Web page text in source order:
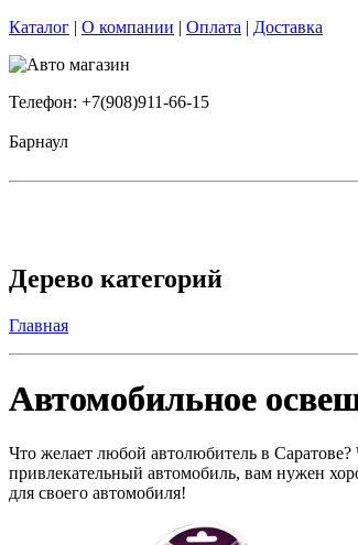
Каталог | О компании | Оплата | Доставка
Телефон: +7(908)911-66-15
Барнаул
Дерево категорий
Главная
Автомобильное
Что желает любой автолюбитель в
привлекательный автомобиль, вам нужен
для своего автомобиля!